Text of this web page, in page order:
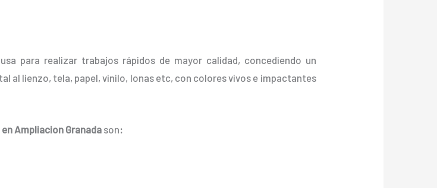
usa para realizar trabajos rápidos de mayor calidad, concediendo un
al lienzo, tela, papel, vinilo, lonas etc, con colores vivos e impactantes
Ampliacion Granadason: